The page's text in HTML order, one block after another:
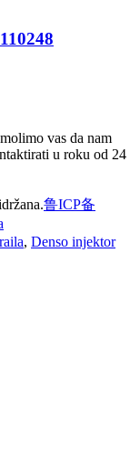
vas da nam
u roku od 24
鲁ICP备
, Denso injektor